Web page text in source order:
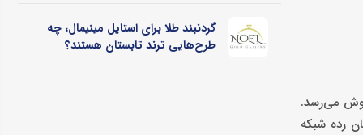
با قیمت حدودی 15 میلیون تومان به فروش می‌رسد.
این گوشی میان رده شبکه
گردنبند طلا برای استایل مینیمال، چه
طرح‌هایی ترند تابستان هستند؟